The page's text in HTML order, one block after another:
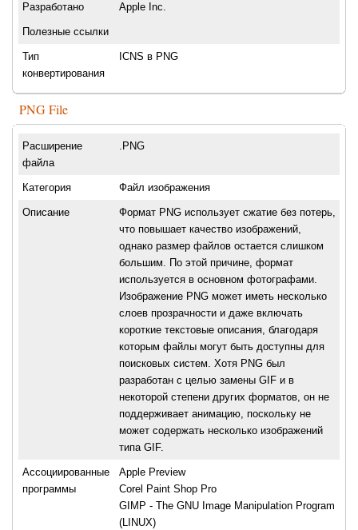
Разработано Apple Inc.
Полезные ссылки
Тип
конвертирования
ICNS в PNG
PNG File
Расширение
файла
.PNG
Категория Файл изображения
Описание
Формат PNG использует сжатие без потерь,
что повышает качество изображений,
однако размер файлов остается слишком
большим. По этой причине, формат
используется в основном фотографами.
Изображение PNG может иметь несколько
слоев прозрачности и даже включать
короткие текстовые описания, благодаря
которым файлы могут быть доступны для
поисковых систем. Хотя PNG был
разработан с целью замены GIF и в
некоторой степени других форматов, он не
поддерживает анимацию, поскольку не
может содержать несколько изображений
типа GIF.
Ассоциированные
программы
Apple Preview
Corel Paint Shop Pro
GIMP - The GNU Image Manipulation Program
(LINUX)